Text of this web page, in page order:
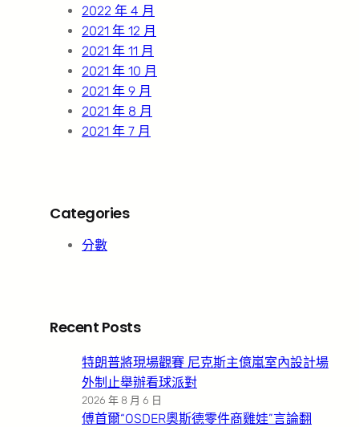
2022 年 4 月
2021 年 12 月
2021 年 11 月
2021 年 10 月
2021 年 9 月
2021 年 8 月
2021 年 7 月
Categories
分數
Recent Posts
特朗普將現場觀賽 尼克斯主億嵐室內設計場
外制止舉辦看球派對
2026 年 8 月 6 日
傅首爾“OSDER奧斯德零件商雞娃”言論翻